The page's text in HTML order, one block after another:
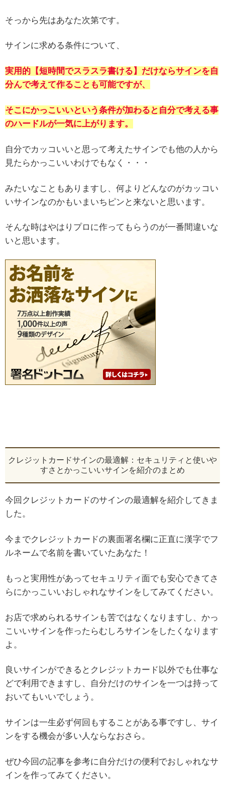
そっから先はあなた次第です。
サインに求める条件について、
実用的【短時間でスラスラ書ける】だけならサインを自
分んで考えて作ることも可能ですが、
そこにかっこいいという条件が加わると自分で考える事
のハードルが一気に上がります。
自分でカッコいいと思って考えたサインでも他の人から
見たらかっこいいわけでもなく・・・
みたいなこともありますし、何よりどんなのがカッコい
いサインなのかもいまいちピンと来ないと思います。
そんな時はやはりプロに作ってもらうのが一番間違いな
いと思います。
クレジットカードサインの最適解：セキュリティと使いや
すさとかっこいいサインを紹介のまとめ
今回クレジットカードのサインの最適解を紹介してきま
した。
今までクレジットカードの裏面署名欄に正直に漢字でフ
ルネームで名前を書いていたあなた！
もっと実用性があってセキュリティ面でも安心できてさ
らにかっこいいおしゃれなサインをしてみてください。
お店で求められるサインも苦ではなくなりますし、かっ
こいいサインを作ったらむしろサインをしたくなります
よ。
良いサインができるとクレジットカード以外でも仕事な
どで利用できますし、自分だけのサインを一つは持って
おいてもいいでしょう。
サインは一生必ず何回もすることがある事ですし、サイ
ンをする機会が多い人ならなおさら。
ぜひ今回の記事を参考に自分だけの便利でおしゃれなサ
インを作ってみてください。